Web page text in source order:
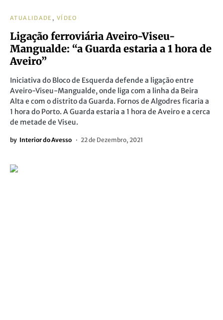
ATUALIDADE VÍDEO
Ligação ferroviária Aveiro-Viseu-
Mangualde: “a Guarda estaria a 1 hora de
Aveiro”
Iniciativa do Bloco de Esquerda defende a ligação entre
Aveiro-Viseu-Mangualde, onde liga com a linha da Beira
Alta e com o distrito da Guarda. Fornos de Algodres ficaria a
1 hora do Porto. A Guarda estaria a 1 hora de Aveiro e a cerca
de metade de Viseu.
by Interior do Avesso 22 de Dezembro, 2021